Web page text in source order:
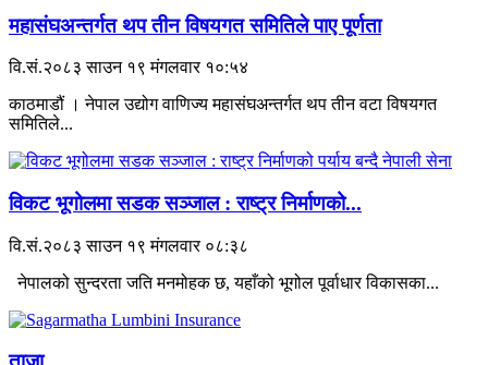
महासंघअन्तर्गत थप तीन विषयगत समितिले पाए पूर्णता
वि.सं.२०८३ साउन १९ मंगलवार १०:५४
काठमाडौं । नेपाल उद्योग वाणिज्य महासंघअन्तर्गत थप तीन वटा विषयगत
समितिले...
विकट भूगोलमा सडक सञ्जाल : राष्ट्र निर्माणको...
वि.सं.२०८३ साउन १९ मंगलवार ०८:३८
नेपालको सुन्दरता जति मनमोहक छ, यहाँको भूगोल पूर्वाधार विकासका...